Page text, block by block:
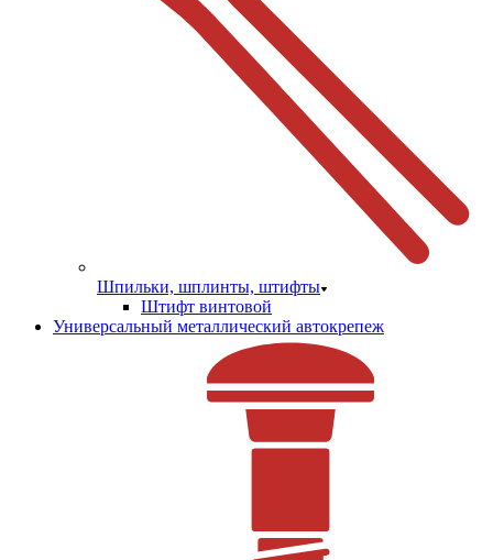
Шпильки, шплинты, штифты
Штифт винтовой
Универсальный металлический автокрепеж